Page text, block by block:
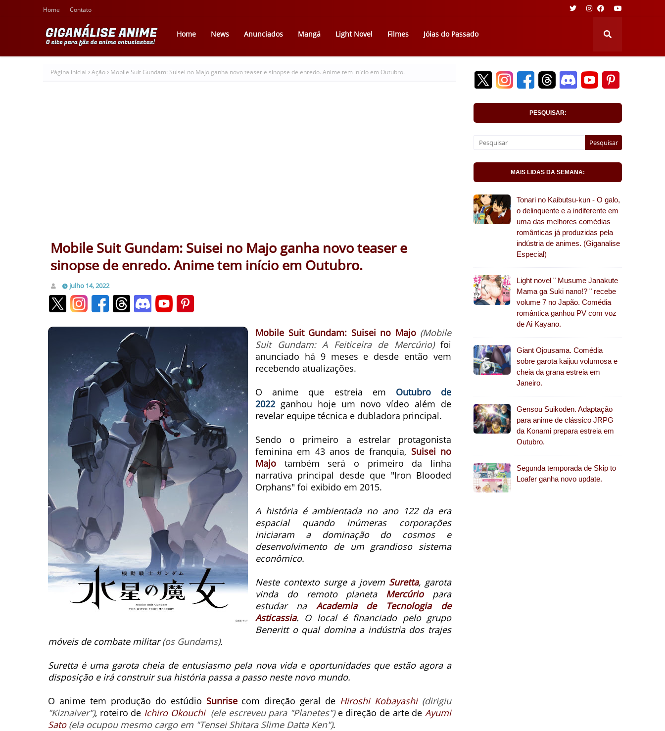
Home Contato
Home News Anunciados Mangá Light Novel Filmes Jóias do Passado
Página inicial Ação Mobile Suit Gundam: Suisei no Majo ganha novo teaser e sinopse de enredo. Anime tem início em Outubro.
Mobile Suit Gundam: Suisei no Majo ganha novo teaser e
sinopse de enredo. Anime tem início em Outubro.
julho 14, 2022
Mobile Suit Gundam: Suisei no Majo (Mobile
Suit Gundam: A Feiticeira de Mercúrio)foi
anunciado há 9 meses e desde então vem
recebendo atualizações.
O anime que estreia em Outubro de
2022 ganhou hoje um novo vídeo além de
revelar equipe técnica e dubladora principal.
Sendo o primeiro a estrelar protagonista
feminina em 43 anos de franquia, Suisei no
Majo também será o primeiro da linha
narrativa principal desde que "Iron Blooded
Orphans" foi exibido em 2015.
A história é ambientada no ano 122 da era
espacial quando inúmeras corporações
iniciaram a dominação do cosmos e
desenvolvimento de um grandioso sistema
econômico.
Neste contexto surge a jovem Suretta, garota
vinda do remoto planeta Mercúriopara
estudar na Academia de Tecnologia de
Asticassia. O local é financiado pelo grupo
Beneritt o qual domina a indústria dos trajes
móveis de combate militar(os Gundams).
Suretta é uma garota cheia de entusiasmo pela nova vida e oportunidades que estão agora a
disposição e irá construir sua história passa a passo neste novo mundo.
O anime tem produção do estúdio Sunrisecom direção geral de Hiroshi Kobayashi (dirigiu
"Kiznaiver"), roteiro de Ichiro Okouchi (ele escreveu para "Planetes")e direção de arte deAyumi
Sato (ela ocupou mesmo cargo em "Tensei Shitara Slime Datta Ken").
PESQUISAR:
MAIS LIDAS DA SEMANA:
Tonari no Kaibutsu-kun - O galo,
o delinquente e a indiferente em
uma das melhores comédias
românticas já produzidas pela
indústria de animes. (Giganalise
Especial)
Light novel " Musume Janakute
Mama ga Suki nano!? " recebe
volume 7 no Japão. Comédia
romântica ganhou PV com voz
de Ai Kayano.
Giant Ojousama. Comédia
sobre garota kaijuu volumosa e
cheia da grana estreia em
Janeiro.
Gensou Suikoden. Adaptação
para anime de clássico JRPG
da Konami prepara estreia em
Outubro.
Segunda temporada de Skip to
Loafer ganha novo update.